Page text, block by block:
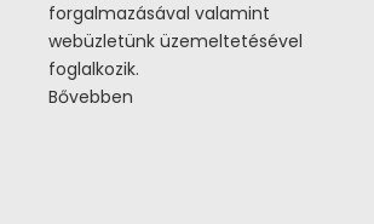
forgalmazásával valamint
webüzletünk üzemeltetésével
foglalkozik.
Bővebben